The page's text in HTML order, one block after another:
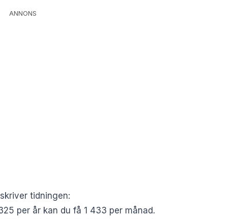
ANNONS
tidningen:
per år kan du få 1 433 per månad.